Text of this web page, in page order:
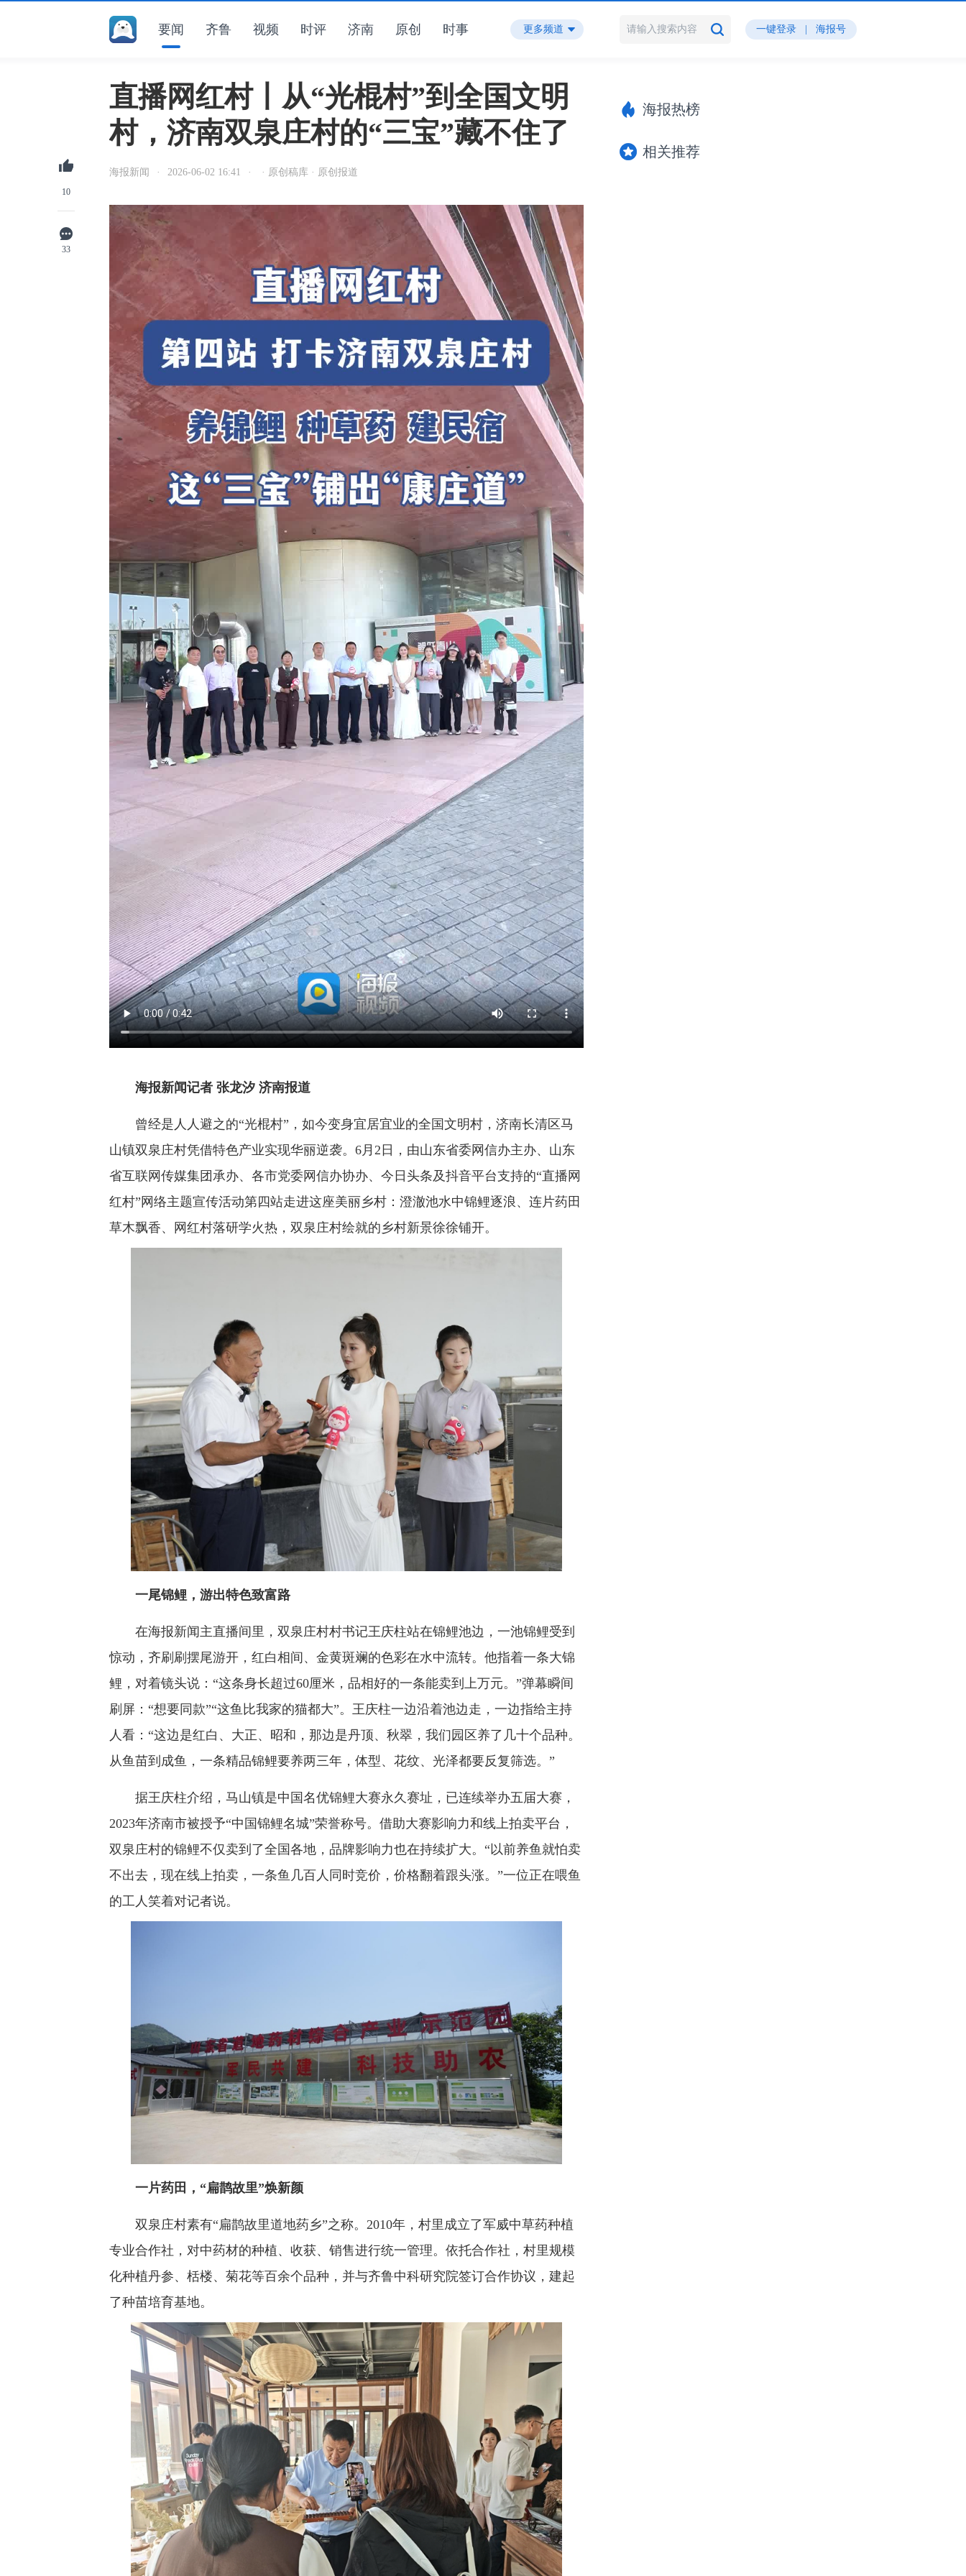
要闻 齐鲁 视频 时评 济南 原创 时事 更多频道 一键登录 海报号
10
33
直播网红村丨从“光棍村”到全国文明
村，济南双泉庄村的“三宝”藏不住了
海报新闻 · 2026-06-02 16:41 · · 原创稿库 · 原创报道
海报新闻记者 张龙汐 济南报道
曾经是人人避之的“光棍村”，如今变身宜居宜业的全国文明村，济南长清区马
山镇双泉庄村凭借特色产业实现华丽逆袭。6月2日，由山东省委网信办主办、山东
省互联网传媒集团承办、各市党委网信办协办、今日头条及抖音平台支持的“直播网
红村”网络主题宣传活动第四站走进这座美丽乡村：澄澈池水中锦鲤逐浪、连片药田
草木飘香、网红村落研学火热，双泉庄村绘就的乡村新景徐徐铺开。
一尾锦鲤，游出特色致富路
在海报新闻主直播间里，双泉庄村村书记王庆柱站在锦鲤池边，一池锦鲤受到
惊动，齐刷刷摆尾游开，红白相间、金黄斑斓的色彩在水中流转。他指着一条大锦
鲤，对着镜头说：“这条身长超过60厘米，品相好的一条能卖到上万元。”弹幕瞬间
刷屏：“想要同款”“这鱼比我家的猫都大”。王庆柱一边沿着池边走，一边指给主持
人看：“这边是红白、大正、昭和，那边是丹顶、秋翠，我们园区养了几十个品种。
从鱼苗到成鱼，一条精品锦鲤要养两三年，体型、花纹、光泽都要反复筛选。”
据王庆柱介绍，马山镇是中国名优锦鲤大赛永久赛址，已连续举办五届大赛，
2023年济南市被授予“中国锦鲤名城”荣誉称号。借助大赛影响力和线上拍卖平台，
双泉庄村的锦鲤不仅卖到了全国各地，品牌影响力也在持续扩大。“以前养鱼就怕卖
不出去，现在线上拍卖，一条鱼几百人同时竞价，价格翻着跟头涨。”一位正在喂鱼
的工人笑着对记者说。
一片药田，“扁鹊故里”焕新颜
双泉庄村素有“扁鹊故里道地药乡”之称。2010年，村里成立了军威中草药种植
专业合作社，对中药材的种植、收获、销售进行统一管理。依托合作社，村里规模
化种植丹参、栝楼、菊花等百余个品种，并与齐鲁中科研究院签订合作协议，建起
了种苗培育基地。
海报热榜
相关推荐